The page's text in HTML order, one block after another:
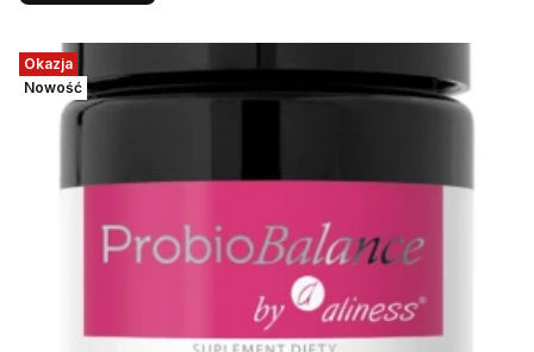
Okazja
Nowość